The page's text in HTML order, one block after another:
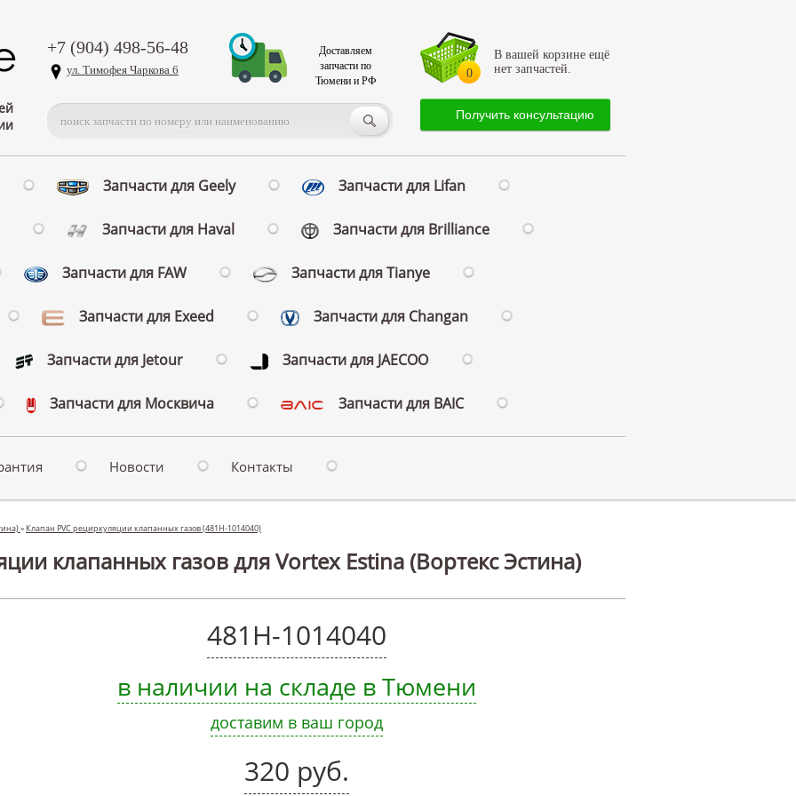
+7 (904) 498-56-48
ул. Тимофея Чаркова 6
Доставляем
запчасти по
Тюмени и РФ
0
В вашей корзине ещё
нет запчастей.
Получить консультацию
Запчасти для Geely Запчасти для Lifan
Запчасти для Haval Запчасти для Brilliance
Запчасти для FAW Запчасти для Tianye
Запчасти для Exeed Запчасти для Changan
Запчасти для Jetour Запчасти для JAECOO
Запчасти для Москвича Запчасти для BAIC
Новости Контакты
» Клапан PVC рециркуляции клапанных газов (481H-1014040)
клапанных газов для Vortex Estina (Вортекс Эстина)
481H-1014040
в наличии на складе в Тюмени
доставим в ваш город
320 руб.